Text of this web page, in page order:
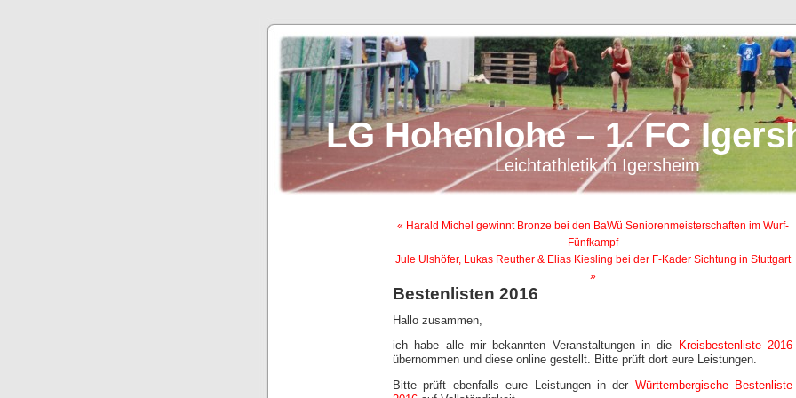
LG Hohenlohe – 1. FC
Leichtathletik in Igersheim
« Harald Michel gewinnt Bronze bei den BaWü Seniorenmeisterschaften im Wurf-
Fünfkampf
Jule Ulshöfer, Lukas Reuther & Elias Kiesling bei der F-Kader Sichtung in Stuttgart
»
Bestenlisten 2016
Hallo zusammen,
ich habe alle mir bekannten Veranstaltungen in die
Kreisbestenliste 2016
übernommen und diese online gestellt. Bitte prüft dort eure Leistungen.
Bitte prüft ebenfalls eure Leistungen in der Württembergische Bestenliste